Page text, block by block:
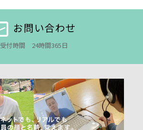
お問い合わせ
受付時間 24時間365日